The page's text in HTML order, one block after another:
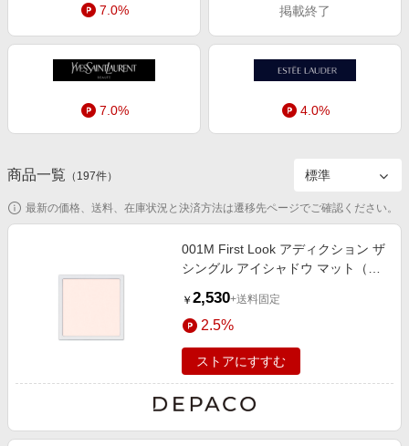
食品・スイーツ・お酒
日用品・キッチン用品
コスメ・健康・医薬品
インテリア・寝具
旅行・レジャー・ホテル予約
金融・マネー・保険
ビジネス・その他サービス
初回購入者限定特典
対象ストア新規限定特典
新着ストアのご紹介
電子書籍特集
楽天サービス特集
旅行特集
Apple公式サイト×楽天カード分割払い
友達紹介
楽天IDでログイン/会員登録
7.0% 掲載終了
7.0% 4.0%
商品一覧 （ 197件）
最新の価格、送料、在庫状況と決済方法は遷移先ページでご確認ください。
001M First Look アディクション ザ
シングル アイシャドウ マット（レ
￥ 2,530+送料固定
2.5%
ストアにすすむ